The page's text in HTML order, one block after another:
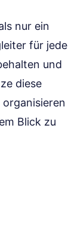
nur ein
für jede
und
diese
Blick zu